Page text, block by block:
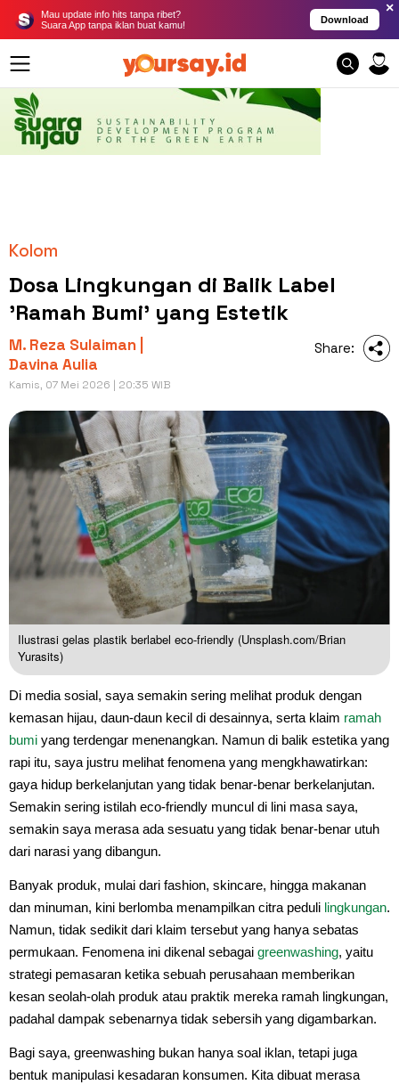
Mau update info hits tanpa ribet?
Suara App tanpa iklan buat kamu!
Download
×
Kolom
Dosa Lingkungan di Balik Label
'Ramah Bumi' yang Estetik
M. Reza Sulaiman |
Davina Aulia
Kamis, 07 Mei 2026 | 20:35 WIB
Share:
Ilustrasi gelas plastik berlabel eco-friendly (Unsplash.com/Brian
Yurasits)
Di media sosial, saya semakin sering melihat produk dengan
kemasan hijau, daun-daun kecil di desainnya, serta klaim ramah
bumi yang terdengar menenangkan. Namun di balik estetika yang
rapi itu, saya justru melihat fenomena yang mengkhawatirkan:
gaya hidup berkelanjutan yang tidak benar-benar berkelanjutan.
Semakin sering istilah eco-friendly muncul di lini masa saya,
semakin saya merasa ada sesuatu yang tidak benar-benar utuh
dari narasi yang dibangun.
Banyak produk, mulai dari fashion, skincare, hingga makanan
dan minuman, kini berlomba menampilkan citra peduli lingkungan.
Namun, tidak sedikit dari klaim tersebut yang hanya sebatas
permukaan. Fenomena ini dikenal sebagai greenwashing, yaitu
strategi pemasaran ketika sebuah perusahaan memberikan
kesan seolah-olah produk atau praktik mereka ramah lingkungan,
padahal dampak sebenarnya tidak sebersih yang digambarkan.
Bagi saya, greenwashing bukan hanya soal iklan, tetapi juga
bentuk manipulasi kesadaran konsumen. Kita dibuat merasa